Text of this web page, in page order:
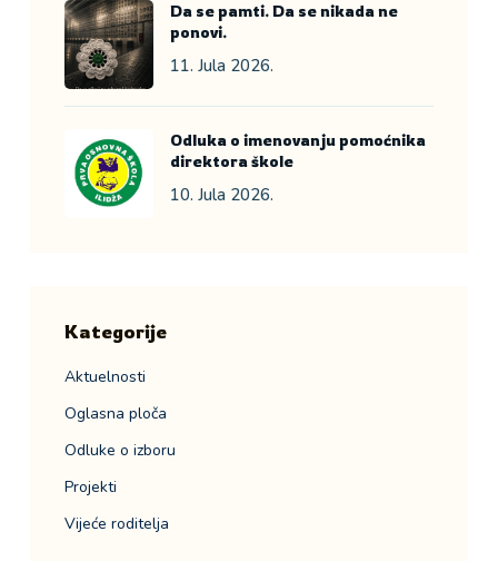
Da se pamti. Da se nikada ne
ponovi.
11. Jula 2026.
Odluka o imenovanju pomoćnika
direktora škole
10. Jula 2026.
Kategorije
Aktuelnosti
Oglasna ploča
Odluke o izboru
Projekti
Vijeće roditelja